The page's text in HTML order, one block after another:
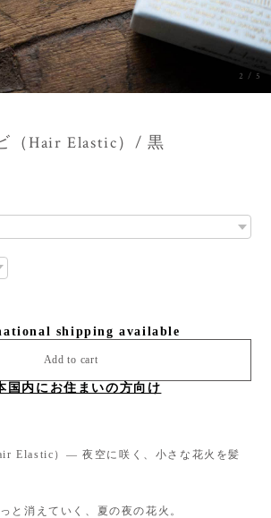
3 /5
（Hair Elastic）/ 黒
shipping available
Add to cart
国内にお住まいの方向け
Elastic）— 夜空に咲く、小さな花火を髪
と消えていく、夏の夜の花火。